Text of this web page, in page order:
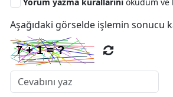
Yorum yazma kurallarını okudum ve
Aşağıdaki görselde işlemin sonucu